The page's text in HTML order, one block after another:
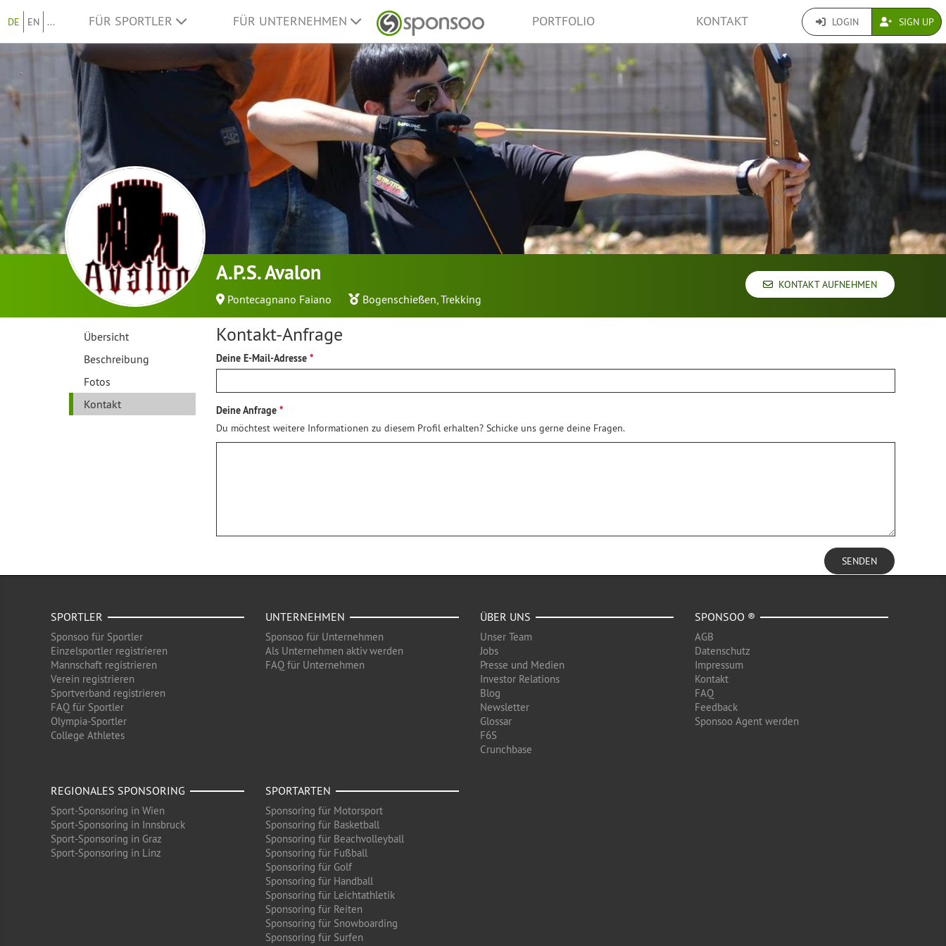
DE EN ... FÜR SPORTLER FÜR UNTERNEHMEN PORTFOLIO KONTAKT LOGIN SIGN UP
A.P.S. Avalon
Pontecagnano Faiano Bogenschießen,Trekking
KONTAKT AUFNEHMEN
Übersicht
Beschreibung
Fotos
Kontakt
Kontakt-Anfrage
Deine E-Mail-Adresse
Deine Anfrage
Du möchtest weitere Informationen zu diesem Profil erhalten? Schicke uns gerne deine Fragen.
SENDEN
SPORTLER
Sponsoo für Sportler
Einzelsportler registrieren
Mannschaft registrieren
Verein registrieren
Sportverband registrieren
FAQ für Sportler
Olympia-Sportler
College Athletes
UNTERNEHMEN
Sponsoo für Unternehmen
Als Unternehmen aktiv werden
FAQ für Unternehmen
ÜBER UNS
Unser Team
Jobs
Presse und Medien
Investor Relations
Blog
Newsletter
Glossar
F6S
Crunchbase
SPONSOO ®
AGB
Datenschutz
Impressum
Kontakt
FAQ
Feedback
Sponsoo Agent werden
REGIONALES SPONSORING
Sport-Sponsoring in Wien
Sport-Sponsoring in Innsbruck
Sport-Sponsoring in Graz
Sport-Sponsoring in Linz
SPORTARTEN
Sponsoring für Motorsport
Sponsoring für Basketball
Sponsoring für Beachvolleyball
Sponsoring für Fußball
Sponsoring für Golf
Sponsoring für Handball
Sponsoring für Leichtathletik
Sponsoring für Reiten
Sponsoring für Snowboarding
Sponsoring für Surfen